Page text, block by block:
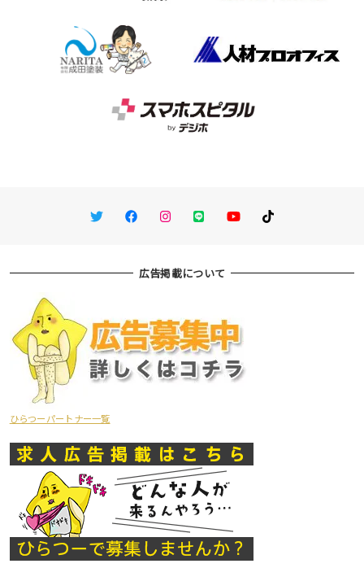
TwitterFacebookInstagram
LINE You TubeTikTok
広告掲載について
ひらつーパートナー一覧